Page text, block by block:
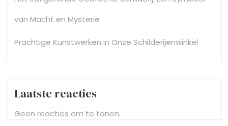
van Macht en Mysterie
Prachtige Kunstwerken in Onze Schilderijenwinkel
Laatste reacties
Geen reacties om te tonen.